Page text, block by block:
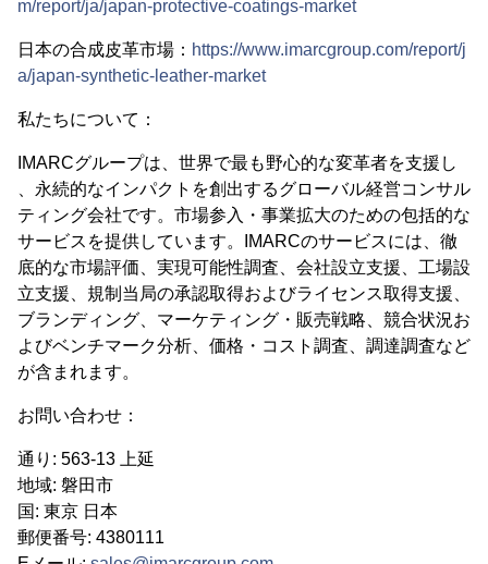
m/report/ja/japan-protective-coatings-market
日本の合成皮革市場： https://www.imarcgroup.com/report/j
a/japan-synthetic-leather-market
私たちについて：
IMARCグループは、世界で最も野心的な変革者を支援し
、永続的なインパクトを創出するグローバル経営コンサル
ティング会社です。市場参入・事業拡大のための包括的な
サービスを提供しています。IMARCのサービスには、徹
底的な市場評価、実現可能性調査、会社設立支援、工場設
立支援、規制当局の承認取得およびライセンス取得支援、
ブランディング、マーケティング・販売戦略、競合状況お
よびベンチマーク分析、価格・コスト調査、調達調査など
が含まれます。
お問い合わせ：
通り: 563-13 上延
地域: 磐田市
国: 東京 日本
郵便番号: 4380111